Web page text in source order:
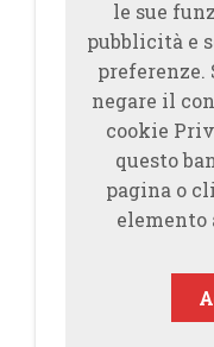
le sue
pubblicità e
preferenze.
negare il
cookie
questo
pagina o
elemento